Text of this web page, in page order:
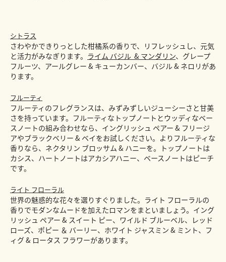
シトラス
さわやかできりっとした柑橘系の香りで、リフレッシュし、元気
と活力がみなぎります。 ライム バジル & マンダリン、グレープ
フルーツ、アールグレー & キューカンバー、バジル & ネロリがあ
ります。
フルーティ
フルーティのフレグランスは、みずみずしいジューシーさと甘美
さを持っています。フルーティなトップノートとウッディなベー
スノートの組み合わせなら、イングリッシュ ペアー & フリージ
アやブラックベリー & ベイをお試しください。よりフルーティな
香りなら、ネクタリン ブロッサム & ハニーを。トップノートは
カシス、ハートノートはアカシアハニー、ベースノートはピーチ
です。
ライト フローラル
世界の魅惑的な花々を選りすぐりました。ライト フローラルの
香りでモダンなムードを加えたロマンをまといましょう。イング
リッシュ ペアー & スイート ピー、ワイルド ブルーベル、レッド
ローズ、ポピー ＆ バーリー、ホワイト ジャスミン & ミント、フ
ィグ & ロータス フラワーがあります。